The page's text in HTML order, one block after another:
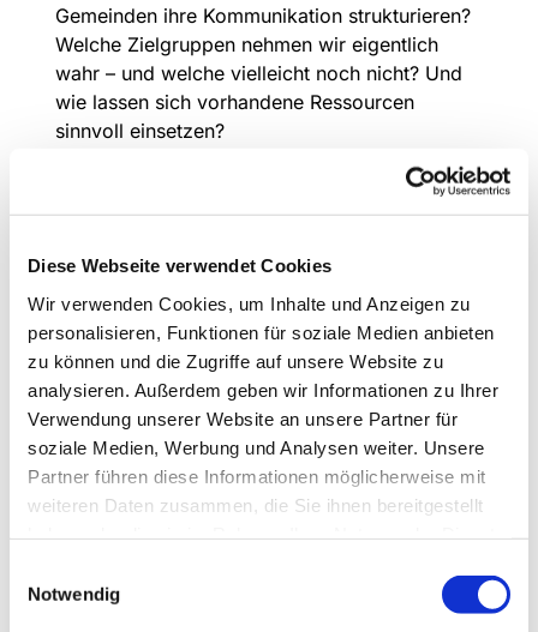
Diese Webseite verwendet Cookies
Wir verwenden Cookies, um Inhalte und Anzeigen zu
personalisieren, Funktionen für soziale Medien anbieten
zu können und die Zugriffe auf unsere Website zu
analysieren. Außerdem geben wir Informationen zu Ihrer
Verwendung unserer Website an unsere Partner für
soziale Medien, Werbung und Analysen weiter. Unsere
Partner führen diese Informationen möglicherweise mit
weiteren Daten zusammen, die Sie ihnen bereitgestellt
Notwendig
Gemeinden ihre Kommunikation strukturieren?
Welche Zielgruppen nehmen wir eigentlich
wahr – und welche vielleicht noch nicht? Und
wie lassen sich vorhandene Ressourcen
sinnvoll einsetzen?
Die Inhalte sind übersichtlich aufgebaut,
der einzelnen Kirchengemeinde, im
Nachbarschaftsraum oder auf Dekanatsebene.
Gerade für Haupt- und Ehrenamtliche in
Verkündigung, Gemeindepädagogik,
Verwaltung und Öffentlichkeitsarbeit lohnt sich
ein Blick: Die Toolbox versteht sich
ausdrücklich als Unterstützung für die tägliche
Praxis – nicht als theoretisches Konzept.
? Zur Mitglieder-